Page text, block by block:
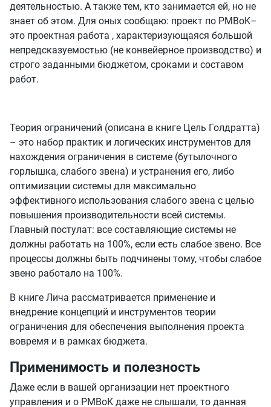
деятельностью. А также тем, кто занимается ей, но не
знает об этом. Для оных сообщаю: проект по PMBoK–
это проектная работа , характеризующаяся большой
непредсказуемостью (не конвейерное производство) и
строго заданными бюджетом, сроками и составом
работ.
Теория ограничений (описана в книге Цель Голдратта)
– это набор практик и логических инструментов для
нахождения ограничения в системе (бутылочного
горлышка, слабого звена) и устранения его, либо
оптимизации системы для максимально
эффективного использования слабого звена с целью
повышения производительности всей системы.
Главный постулат: все составляющие системы не
должны работать на 100%, если есть слабое звено. Все
процессы должны быть подчинены тому, чтобы слабое
звено работало на 100%.
В книге Лича рассматривается применение и
внедрение концепций и инструментов теории
ограничения для обеспечения выполнения проекта
вовремя и в рамках бюджета.
Применимость и полезность
Даже если в вашей организации нет проектного
управления и о PMBoK даже не слышали, то данная